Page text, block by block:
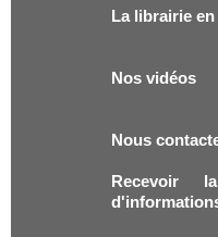
La librairie
Nos vidéos
Nous
Recevoir